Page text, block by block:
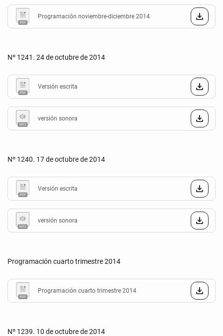
Programación noviembre-diciembre 2014
Nº 1241. 24 de octubre de 2014
Versión escrita
versión sonora
Nº 1240. 17 de octubre de 2014
Versión escrita
versión sonora
Programación cuarto trimestre 2014
Programación cuarto trimestre 2014
Nº 1239. 10 de octubre de 2014